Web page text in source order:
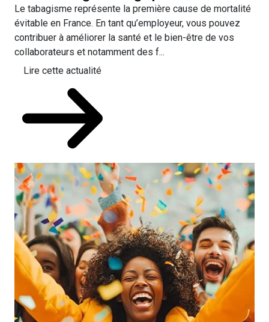
Le tabagisme représente la première cause de mortalité
évitable en France. En tant qu’employeur, vous pouvez
contribuer à améliorer la santé et le bien-être de vos
collaborateurs et notamment des f...
Lire cette actualité